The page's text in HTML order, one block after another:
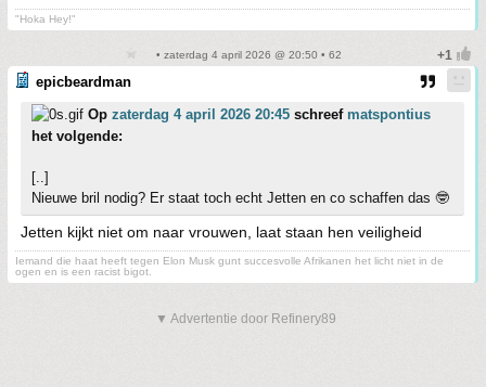
"Hoka Hey!"
• zaterdag 4 april 2026 @ 20:50 • 62
epicbeardman
Op zaterdag 4 april 2026 20:45 schreef matspontius
het volgende:
[..]
Nieuwe bril nodig? Er staat toch echt Jetten en co schaffen das 🤓
Jetten kijkt niet om naar vrouwen, laat staan hen veiligheid
Iemand die haat heeft tegen Elon Musk gunt succesvolle Afrikanen het licht niet in de
ogen en is een racist bigot.
▼ Advertentie door Refinery89